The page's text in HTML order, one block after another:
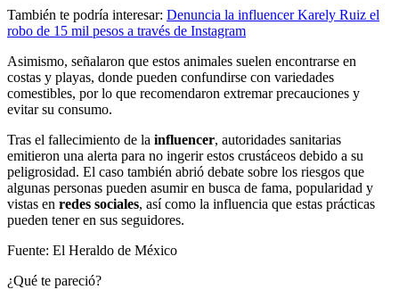
También te podría interesar: Denuncia la influencer Karely Ruiz el
robo de 15 mil pesos a través de Instagram
Asimismo, señalaron que estos animales suelen encontrarse en
costas y playas, donde pueden confundirse con variedades
comestibles, por lo que recomendaron extremar precauciones y
evitar su consumo.
Tras el fallecimiento de la influencer, autoridades sanitarias
emitieron una alerta para no ingerir estos crustáceos debido a su
peligrosidad. El caso también abrió debate sobre los riesgos que
algunas personas pueden asumir en busca de fama, popularidad y
vistas en redes sociales, así como la influencia que estas prácticas
pueden tener en sus seguidores.
Fuente: El Heraldo de México
¿Qué te pareció?